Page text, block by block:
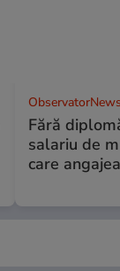
Fără
salariu de
care